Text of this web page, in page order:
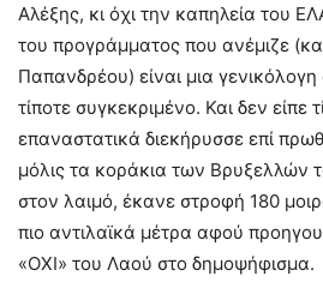
Αλέξης, κι όχι την καπηλεία του
του προγράμματος που ανέμιζε
Παπανδρέου) είναι μια
τίποτε συγκεκριμένο. Και δεν είπε
επαναστατικά διεκήρυσσε επί
μόλις τα κοράκια των Βρυξελλών
στον λαιμό, έκανε στροφή 180
πιο αντιλαϊκά μέτρα αφού
«ΟΧΙ» του Λαού στο δημοψήφισμα.